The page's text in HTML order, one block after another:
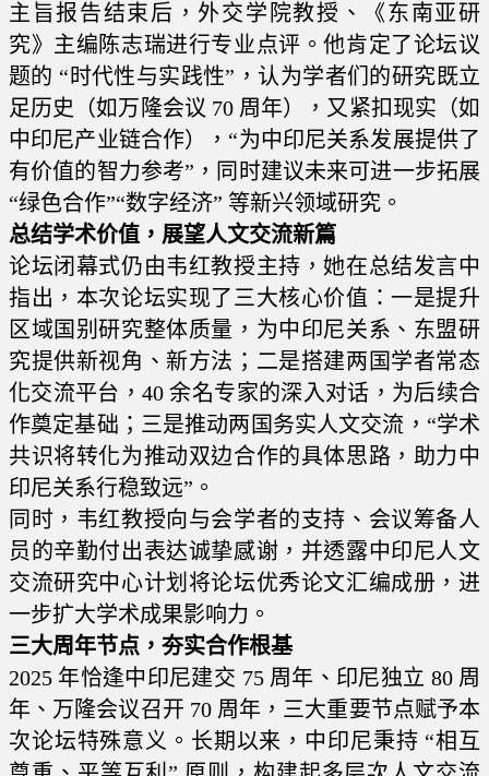
主旨报告结束后，外交学院教授、《东南亚研
究》主编陈志瑞进行专业点评。他肯定了论坛议
题的 “时代性与实践性”，认为学者们的研究既立
足历史（如万隆会议 70 周年），又紧扣现实（如
中印尼产业链合作），“为中印尼关系发展提供了
有价值的智力参考”，同时建议未来可进一步拓展
“绿色合作”“数字经济” 等新兴领域研究。
总结学术价值，展望人文交流新篇
论坛闭幕式仍由韦红教授主持，她在总结发言中
指出，本次论坛实现了三大核心价值：一是提升
区域国别研究整体质量，为中印尼关系、东盟研
究提供新视角、新方法；二是搭建两国学者常态
化交流平台，40 余名专家的深入对话，为后续合
作奠定基础；三是推动两国务实人文交流，“学术
共识将转化为推动双边合作的具体思路，助力中
印尼关系行稳致远”。
同时，韦红教授向与会学者的支持、会议筹备人
员的辛勤付出表达诚挚感谢，并透露中印尼人文
交流研究中心计划将论坛优秀论文汇编成册，进
一步扩大学术成果影响力。
三大周年节点，夯实合作根基
2025 年恰逢中印尼建交 75 周年、印尼独立 80 周
年、万隆会议召开 70 周年，三大重要节点赋予本
次论坛特殊意义。长期以来，中印尼秉持 “相互